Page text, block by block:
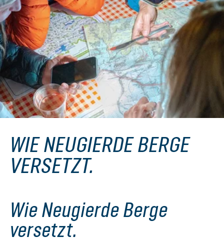
WIE NEUGIERDE BERGE
VERSETZT.
Wie Neugierde Berge
versetzt.